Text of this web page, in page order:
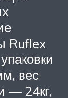
Ruflex
вес
— 24кг,